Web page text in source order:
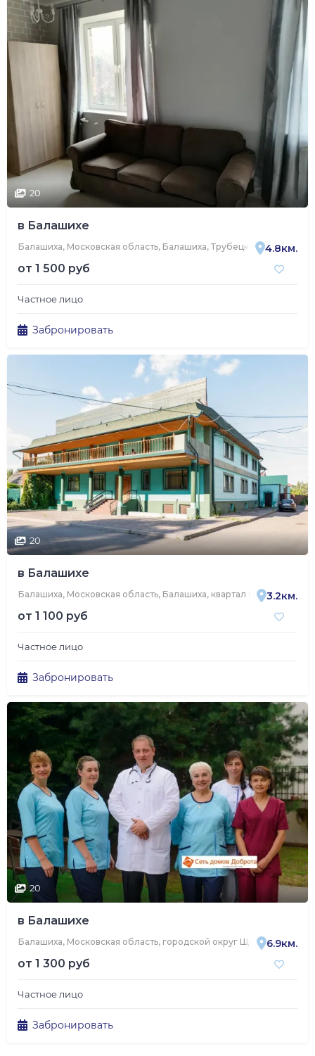
20
в Балашихе
Балашиха, Московская область, Балашиха, Трубецкая улица, 69
4.8км.
от 1 500 руб
Частное лицо
Забронировать
20
в Балашихе
Балашиха, Московская область, Балашиха, квартал Соколовка,
3.2км.
от 1 100 руб
Частное лицо
Забронировать
20
в Балашихе
Балашиха, Московская область, городской округ Щёлково,
6.9км.
от 1 300 руб
Частное лицо
Забронировать